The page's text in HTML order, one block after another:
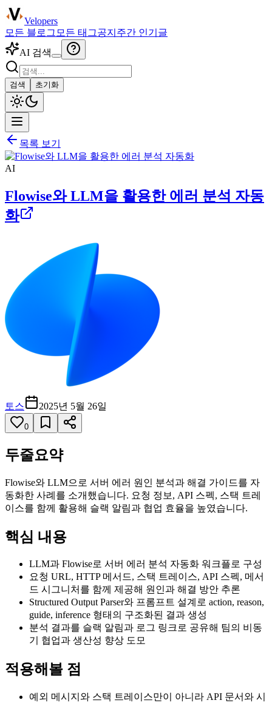
Velopers
모든 블로그 모든 태그공지 주간 인기글
AI 검색
검색 초기화
목록 보기
AI
Flowise와 LLM을 활용한 에러 분석 자동
화
토스 2025년 5월 26일
0
두줄요약
Flowise와 LLM으로 서버 에러 원인 분석과 해결 가이드를 자
동화한 사례를 소개했습니다. 요청 정보, API 스펙, 스택 트레
이스를 함께 활용해 슬랙 알림과 협업 효율을 높였습니다.
핵심 내용
LLM과 Flowise로 서버 에러 분석 자동화 워크플로 구성
요청 URL, HTTP 메서드, 스택 트레이스, API 스펙, 메서
드 시그니처를 함께 제공해 원인과 해결 방안 추론
Structured Output Parser와 프롬프트 설계로 action, reason,
guide, inference 형태의 구조화된 결과 생성
분석 결과를 슬랙 알림과 로그 링크로 공유해 팀의 비동
기 협업과 생산성 향상 도모
적용해볼 점
예외 메시지와 스택 트레이스만이 아니라 API 문서와 시